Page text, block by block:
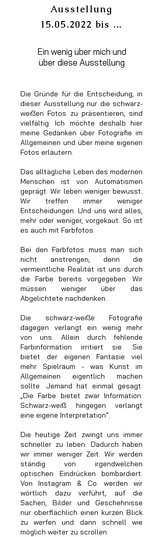
Ausstellung
15.05.2022 bis ...
Ein wenig über mich und
über diese Ausstellung
Die Gründe für die Entscheidung, in
dieser Ausstellung nur die schwarz-
weißen Fotos zu präsentieren, sind
vielfältig. Ich möchte deshalb hier
meine Gedanken über Fotografie im
Allgemeinen und über meine eigenen
Fotos erläutern.
Das alltägliche Leben des modernen
Menschen ist von Automatismen
geprägt. Wir leben weniger bewusst.
Wir treffen immer weniger
Entscheidungen. Und uns wird alles,
mehr oder weniger, vorgekaut. So ist
es auch mit Farbfotos.
Bei den Farbfotos muss man sich
nicht anstrengen, denn die
vermeintliche Realität ist uns durch
die Farbe bereits vorgegeben. Wir
müssen weniger über das
Abgelichtete nachdenken.
Die schwarz-weiße Fotografie
dagegen verlangt ein wenig mehr
von uns. Allein durch fehlende
Farbinformation irritiert sie. Sie
bietet der eigenen Fantasie viel
mehr Spielraum - was Kunst im
Allgemeinen eigentlich machen
sollte. Jemand hat einmal gesagt:
„Die Farbe bietet zwar Information.
Schwarz-weiß hingegen verlangt
eine eigene Interpretation“.
Die heutige Zeit zwingt uns immer
schneller zu leben. Dadurch haben
wir immer weniger Zeit. Wir werden
ständig von irgendwelchen
optischen Eindrücken bombardiert.
Von Instagram & Co. werden wir
wörtlich dazu verführt, auf die
Sachen, Bilder und Geschehnisse
nur oberflächlich einen kurzen Blick
zu werfen und dann schnell wie
möglich weiter zu scrollen.